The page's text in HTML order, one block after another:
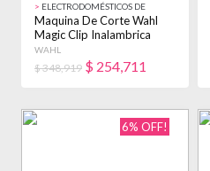
> ELECTRODOMÉSTICOS DE
BELLEZA
Maquina De Corte Wahl
Magic Clip Inalambrica
Peluquería
WAHL
$ 348,919 $ 254,711
6% OFF!